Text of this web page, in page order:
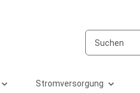
Stromversorgung